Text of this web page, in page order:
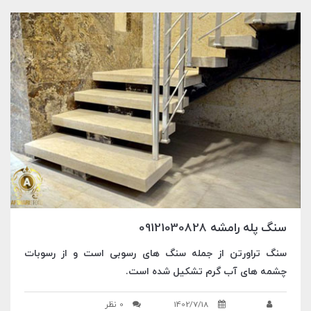
سنگ پله رامشه 09121030828
سنگ تراورتن از جمله سنگ های رسوبی است و از رسوبات
چشمه های آب گرم تشکیل شده است.
1402/7/18 0 نظر